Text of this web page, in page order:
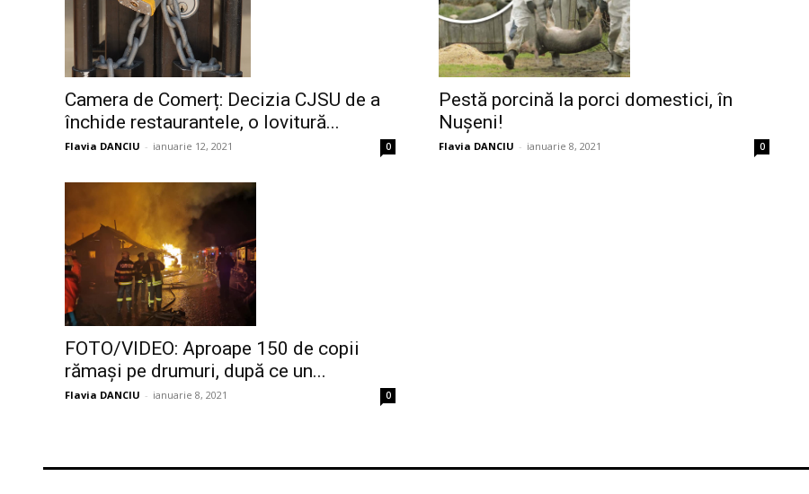
Camera de Comerț: Decizia CJSU de a
închide restaurantele, o lovitură...
Flavia DANCIU - ianuarie 12, 2021 0
Pestă porcină la porci domestici, în
Nușeni!
Flavia DANCIU - ianuarie 8, 2021 0
FOTO/VIDEO: Aproape 150 de copii
rămași pe drumuri, după ce un...
Flavia DANCIU - ianuarie 8, 2021 0